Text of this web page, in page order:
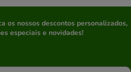
os nossos descontos personalizados,
especiais e novidades!